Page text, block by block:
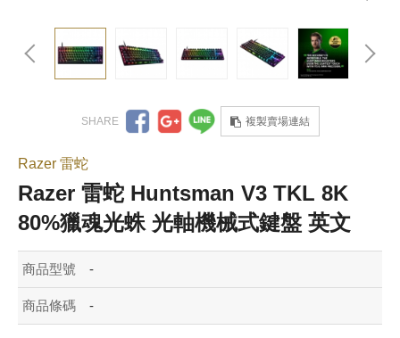
複製賣場連結
Razer 雷蛇
Razer 雷蛇 Huntsman V3 TKL 8K
80%獵魂光蛛 光軸機械式鍵盤 英文
商品型號 -
商品條碼 -